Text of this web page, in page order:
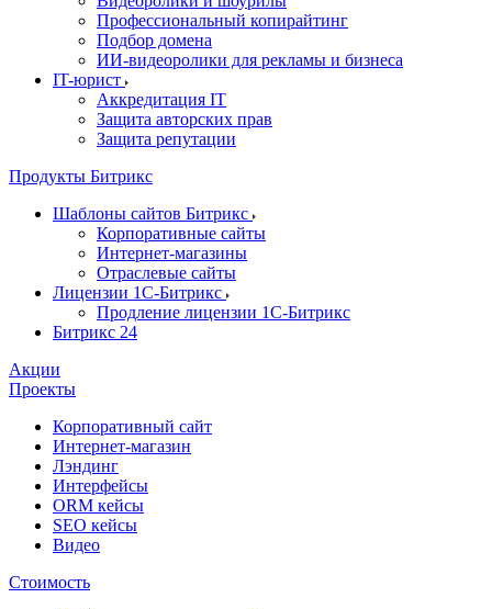
Профессиональный копирайтинг
Подбор домена
ИИ-видеоролики для рекламы и бизнеса
IT-юрист
Аккредитация IT
Защита авторских прав
Защита репутации
Продукты Битрикс
Шаблоны сайтов Битрикс
Корпоративные сайты
Интернет-магазины
Отраслевые сайты
Лицензии 1С-Битрикс
Продление лицензии 1С-Битрикс
Битрикс 24
Акции
Проекты
Корпоративный сайт
Интернет-магазин
Лэндинг
Интерфейсы
ORM кейсы
SEO кейсы
Видео
Стоимость